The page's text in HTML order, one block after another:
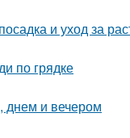
и уход за
по грядке
днем и вечером